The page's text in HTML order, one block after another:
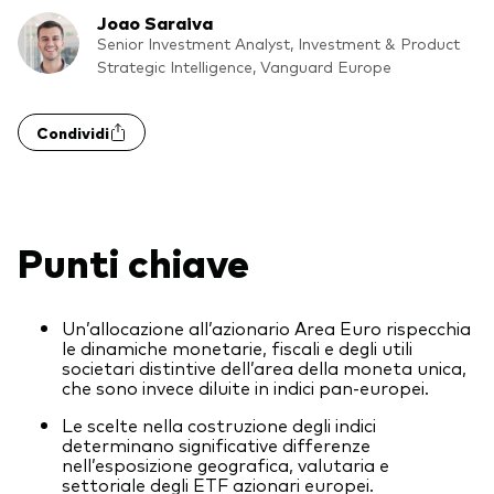
Obbligazionario a gestione attiva
Portafogli Modello
Documenti importanti
Il sondaggio Vanguard Advice
Prevenzione delle frodi
Contattaci
Il Team
Investment stewardship
Joao Saraiva
Senior Investment Analyst, Investment & Product
Strategic Intelligence, Vanguard Europe
Condividi
Punti chiave
Un’allocazione all’azionario Area Euro rispecchia
le dinamiche monetarie, fiscali e degli utili
societari distintive dell’area della moneta unica,
che sono invece diluite in indici pan-europei.
Le scelte nella costruzione degli indici
determinano significative differenze
nell’esposizione geografica, valutaria e
settoriale degli ETF azionari europei.